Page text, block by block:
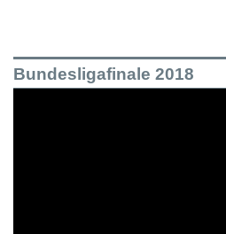
Bundesligafinale 2018